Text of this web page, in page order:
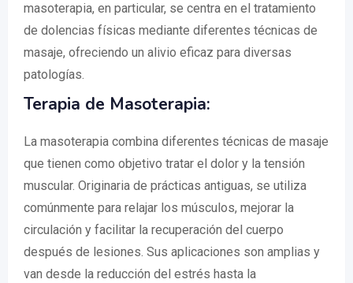
masoterapia, en particular, se centra en el tratamiento
de dolencias físicas mediante diferentes técnicas de
masaje, ofreciendo un alivio eficaz para diversas
patologías.
Terapia de Masoterapia:
La masoterapia combina diferentes técnicas de masaje
que tienen como objetivo tratar el dolor y la tensión
muscular. Originaria de prácticas antiguas, se utiliza
comúnmente para relajar los músculos, mejorar la
circulación y facilitar la recuperación del cuerpo
después de lesiones. Sus aplicaciones son amplias y
van desde la reducción del estrés hasta la